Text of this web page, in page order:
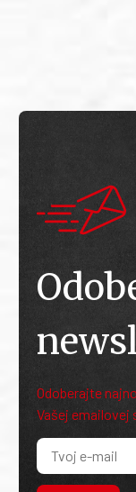
Odoberajte
Vašej emailovej